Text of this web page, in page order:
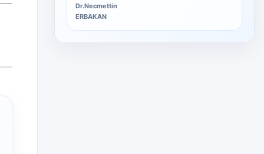
Dr.Necmettin
ERBAKAN